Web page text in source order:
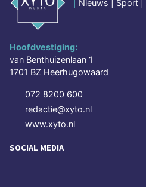
Nieuws | Sport |
Hoofdvestiging:
van Benthuizenlaan 1
1701 BZ Heerhugowaard
072 8200 600
redactie@xyto.nl
www.xyto.nl
SOCIAL MEDIA